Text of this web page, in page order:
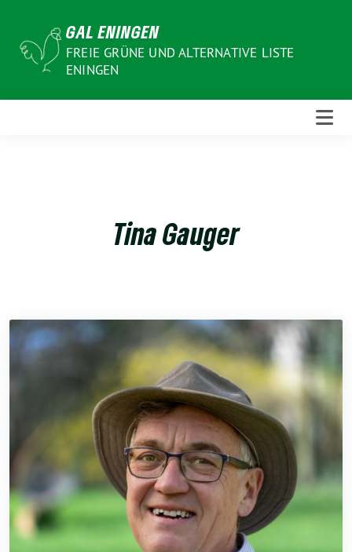
Inhalt
GAL ENINGEN
FREIE GRÜNE UND ALTERNATIVE LISTE
ENINGEN
Tina Gauger